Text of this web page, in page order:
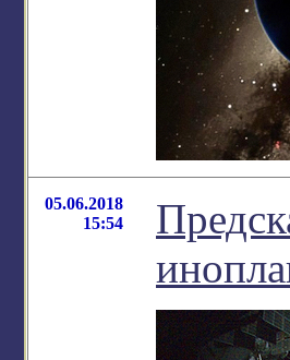
05.06.2018
15:54